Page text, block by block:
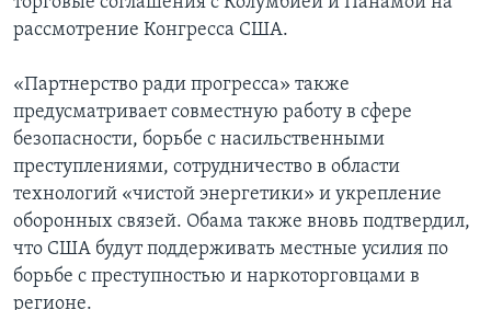
рассмотрение Конгресса США.
«Партнерство ради прогресса» также
предусматривает совместную работу в сфере
безопасности, борьбе с насильственными
преступлениями, сотрудничество в области
технологий «чистой энергетики» и укрепление
оборонных связей. Обама также вновь подтвердил,
что США будут поддерживать местные усилия по
борьбе с преступностью и наркоторговцами в
регионе.